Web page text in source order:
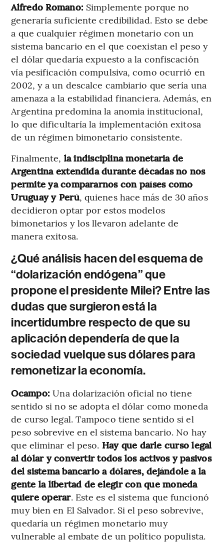
Alfredo Romano: Simplemente porque no
generaría suficiente credibilidad. Esto se debe
a que cualquier régimen monetario con un
sistema bancario en el que coexistan el peso y
el dólar quedaría expuesto a la confiscación
vía pesificación compulsiva, como ocurrió en
2002, y a un descalce cambiario que sería una
amenaza a la estabilidad financiera. Además, en
Argentina predomina la anomia institucional,
lo que dificultaría la implementación exitosa
de un régimen bimonetario consistente.
Finalmente, la indisciplina monetaria de
Argentina extendida durante décadas no nos
permite ya compararnos con países como
Uruguay y Perú, quienes hace más de 30 años
decidieron optar por estos modelos
bimonetarios y los llevaron adelante de
manera exitosa.
¿Qué análisis hacen del esquema de
“dolarización endógena” que
propone el presidente Milei? Entre las
dudas que surgieron está la
incertidumbre respecto de que su
aplicación dependería de que la
sociedad vuelque sus dólares para
remonetizar la economía.
Ocampo:Una dolarización oficial no tiene
sentido si no se adopta el dólar como moneda
de curso legal. Tampoco tiene sentido si el
peso sobrevive en el sistema bancario. No hay
que eliminar el peso. Hay que darle curso legal
al dólar y convertir todos los activos y pasivos
del sistema bancario a dólares, dejándole a la
gente la libertad de elegir con que moneda
quiere operar. Este es el sistema que funcionó
muy bien en El Salvador. Si el peso sobrevive,
quedaría un régimen monetario muy
vulnerable al embate de un político populista.